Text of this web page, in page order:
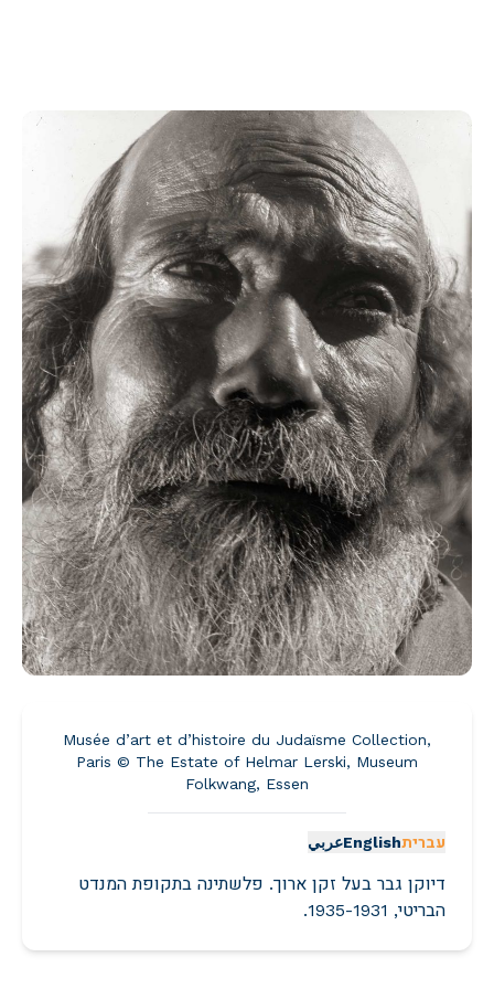
Musée d’art et d’histoire du Judaïsme Collection,
Paris © The Estate of Helmar Lerski, Museum
Folkwang, Essen
עבריתEnglishعربي
דיוקן גבר בעל זקן ארוך. פלשתינה בתקופת המנדט
הבריטי, 1935-1931.